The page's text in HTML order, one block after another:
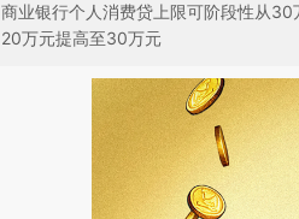
商业银行个人消费贷上限可阶段性从
20万元提高至30万元